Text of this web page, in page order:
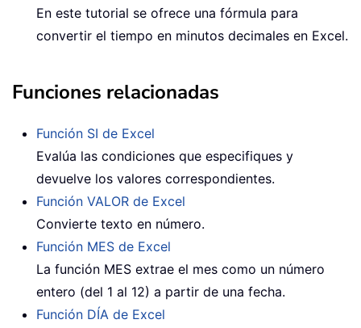
En este tutorial se ofrece una fórmula para
convertir el tiempo en minutos decimales en Excel.
Funciones relacionadas
Función SI de Excel
Evalúa las condiciones que especifiques y
devuelve los valores correspondientes.
Función VALOR de Excel
Convierte texto en número.
Función MES de Excel
La función MES extrae el mes como un número
entero (del 1 al 12) a partir de una fecha.
Función DÍA de Excel